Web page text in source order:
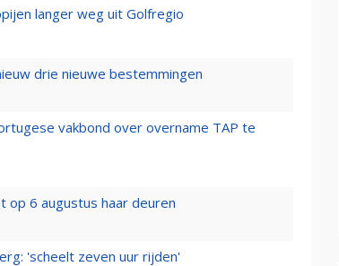
langer weg uit Golfregio
drie nieuwe bestemmingen
vakbond over overname TAP te
op 6 augustus haar deuren
'scheelt zeven uur rijden'